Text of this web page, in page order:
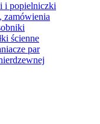
i popielniczki
zamówienia
ścienne
par